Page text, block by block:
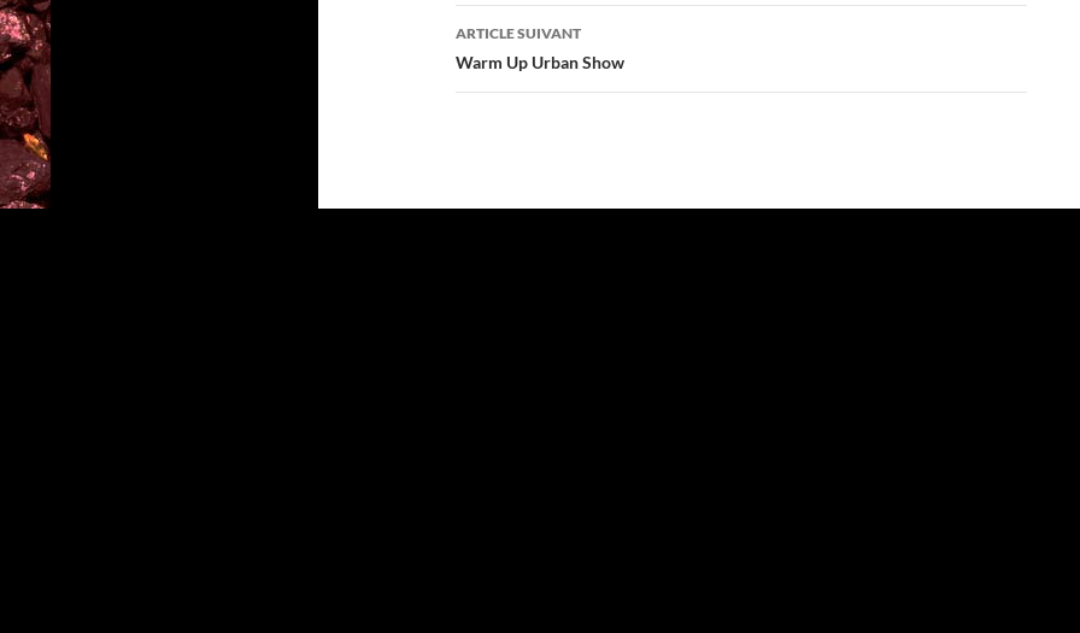
articles
ARTICLE SUIVANT
Warm Up Urban Show